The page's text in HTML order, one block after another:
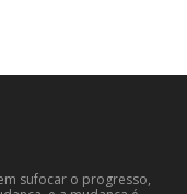
sufocar o progresso,